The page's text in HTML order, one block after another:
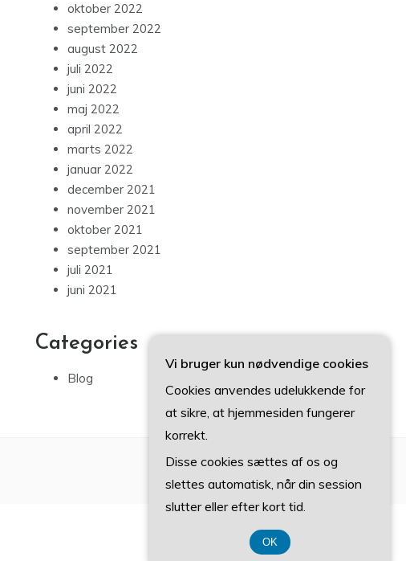
oktober 2022
september 2022
august 2022
juli 2022
juni 2022
maj 2022
april 2022
marts 2022
januar 2022
december 2021
november 2021
oktober 2021
september 2021
juli 2021
juni 2021
Categories
Blog
Vi bruger kun nødvendige cookies
Cookies anvendes udelukkende for
at sikre, at hjemmesiden fungerer
korrekt.
Disse cookies sættes af os og
slettes automatisk, når din session
slutter eller efter kort tid.
OK